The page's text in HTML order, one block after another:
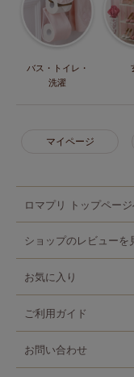
バス・トイレ・
洗濯
マイページ
ロマプリ トップペー
ショップのレビューを
お気に入り
ご利用ガイド
お問い合わせ